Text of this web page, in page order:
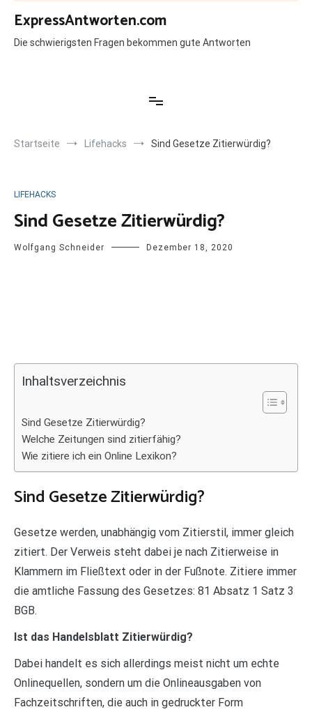
Zum
Inhalt
springen
ExpressAntworten.com
Die schwierigsten Fragen bekommen gute Antworten
Startseite Lifehacks Sind Gesetze Zitierwürdig?
LIFEHACKS
Sind Gesetze Zitierwürdig?
Wolfgang Schneider Dezember 18, 2020
Inhaltsverzeichnis
Sind Gesetze Zitierwürdig?
Welche Zeitungen sind zitierfähig?
Wie zitiere ich ein Online Lexikon?
Sind Gesetze Zitierwürdig?
Gesetze werden, unabhängig vom Zitierstil, immer gleich
zitiert. Der Verweis steht dabei je nach Zitierweise in
Klammern im Fließtext oder in der Fußnote. Zitiere immer
die amtliche Fassung des Gesetzes: 81 Absatz 1 Satz 3
BGB.
Ist das Handelsblatt Zitierwürdig?
Dabei handelt es sich allerdings meist nicht um echte
Onlinequellen, sondern um die Onlineausgaben von
Fachzeitschriften, die auch in gedruckter Form